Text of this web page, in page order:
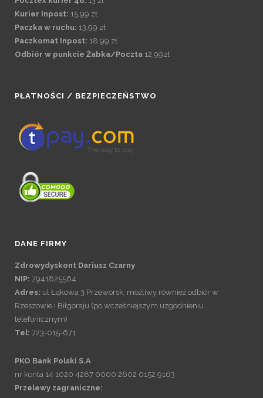
Kurier Inpost: 15,99 zł
Paczka w ruchu: 13,99 zł
Paczkomat Inpost: 18,99 zł
Odbiór w punkcie Żabka/Poczta 12,99zł
PŁATNOŚCI / BEZPIECZEŃSTWO
DANE FIRMY
Zdrowydyskont Dariusz Czarny
NIP: 7941825564
Adres: ul Łąkowa 3 Przeworsk, możliwy również odbiór w
Rzeszowie i Biłgoraju (po wcześniejszym uzgodnieniu
telefonicznym)
Tel: 723-015-671
PKO Bank Polski S.A
nr konta 14 1020 4287 0000 2602 0152 9163
Przelewy zagraniczne: